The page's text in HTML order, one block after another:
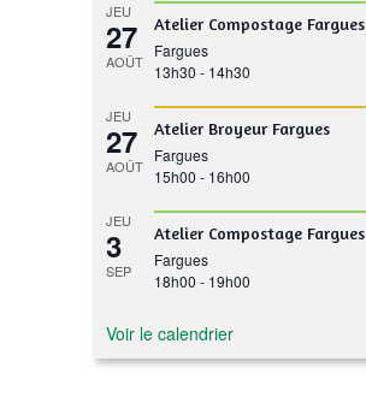
JEU
27
AOÛT
Atelier Compostage Fargues
Fargues
13h30 - 14h30
JEU
27
AOÛT
Atelier Broyeur Fargues
Fargues
15h00 - 16h00
JEU
3
SEP
Atelier Compostage Fargues
Fargues
18h00 - 19h00
Voir le calendrier